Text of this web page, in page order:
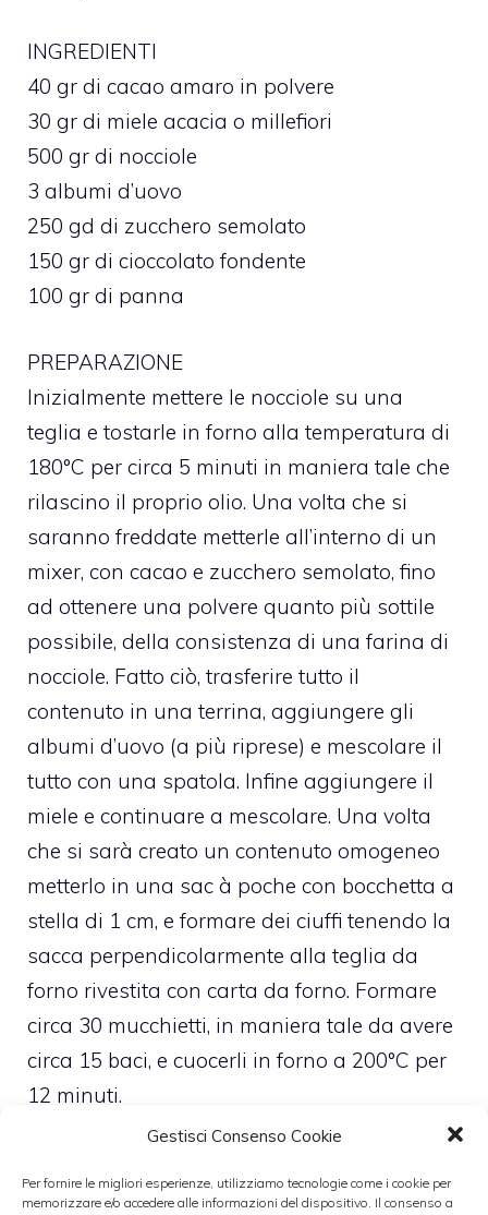
Gestisci Consenso Cookie
Per fornire le migliori esperienze, utilizziamo tecnologie come i cookie per
memorizzare e/o accedere alle informazioni del dispositivo. Il consenso a
INGREDIENTI
40 gr di cacao amaro in polvere
30 gr di miele acacia o millefiori
500 gr di nocciole
3 albumi d’uovo
250 gd di zucchero semolato
150 gr di cioccolato fondente
100 gr di panna
PREPARAZIONE
Inizialmente mettere le nocciole su una
teglia e tostarle in forno alla temperatura di
180°C per circa 5 minuti in maniera tale che
rilascino il proprio olio. Una volta che si
saranno freddate metterle all’interno di un
mixer, con cacao e zucchero semolato, fino
ad ottenere una polvere quanto più sottile
possibile, della consistenza di una farina di
nocciole. Fatto ciò, trasferire tutto il
contenuto in una terrina, aggiungere gli
albumi d’uovo (a più riprese) e mescolare il
tutto con una spatola. Infine aggiungere il
miele e continuare a mescolare. Una volta
che si sarà creato un contenuto omogeneo
metterlo in una sac à poche con bocchetta a
stella di 1 cm, e formare dei ciuffi tenendo la
sacca perpendicolarmente alla teglia da
forno rivestita con carta da forno. Formare
circa 30 mucchietti, in maniera tale da avere
circa 15 baci, e cuocerli in forno a 200°C per
12 minuti.
A questo punto preparare la ganache
un pentolino e portarla al limite del bollore.